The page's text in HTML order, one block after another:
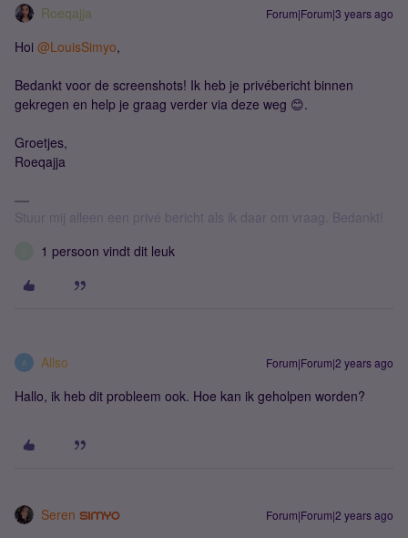
Roeqajja Forum|Forum|3 years ago
Hoi @LouisSimyo,
Bedankt voor de screenshots! Ik heb je privébericht binnen
gekregen en help je graag verder via deze weg 😊.
Groetjes,
Roeqajja
Stuur mij alleen een privé bericht als ik daar om vraag. Bedankt!
1 persoon vindt dit leuk
A Allso Forum|Forum|2 years ago
Hallo, ik heb dit probleem ook. Hoe kan ik geholpen worden?
Seren Forum|Forum|2 years ago